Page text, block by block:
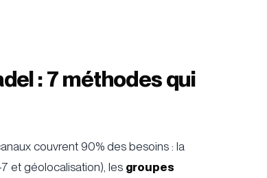
: 7 méthodes qui
couvrent 90% des besoins : la
et géolocalisation), les groupes